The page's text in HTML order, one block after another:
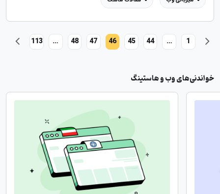
1
…
44
45
46
47
48
…
113
خواندنی‌های وب و هاستینگ